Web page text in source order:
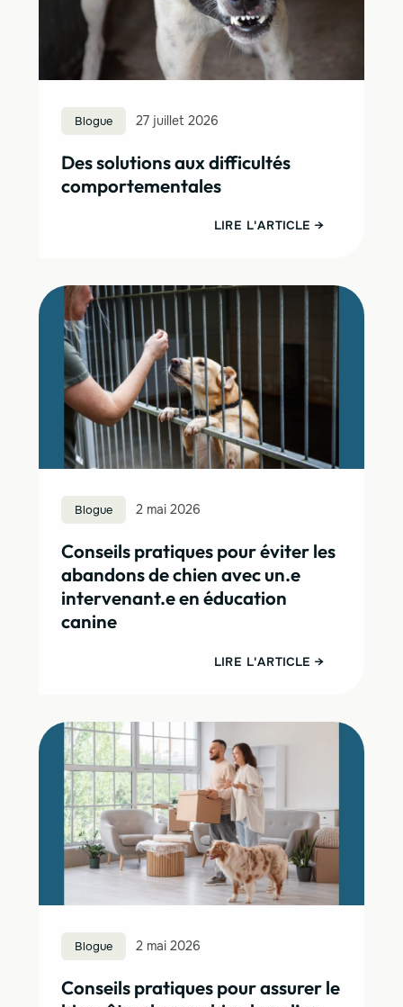
Blogue 27 juillet 2026
Des solutions aux difficultés
comportementales
LIRE L'ARTICLE →
Blogue 2 mai 2026
Conseils pratiques pour éviter les
abandons de chien avec un.e
intervenant.e en éducation
canine
LIRE L'ARTICLE →
Blogue 2 mai 2026
Conseils pratiques pour assurer le